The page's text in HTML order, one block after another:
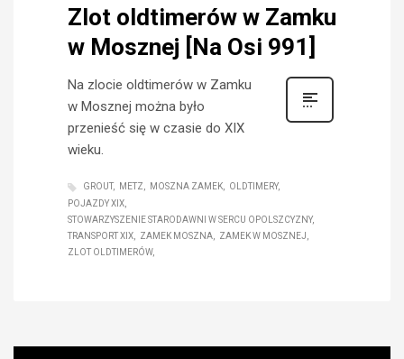
Zlot oldtimerów w Zamku
w Mosznej [Na Osi 991]
Na zlocie oldtimerów w Zamku
w Mosznej można było
przenieść się w czasie do XIX
wieku.
GROUT METZ MOSZNA ZAMEK
OLDTIMERY
POJAZDY XIX
STOWARZYSZENIE STARODAWNI W SERCU OPOLSZCYZNY
TRANSPORT XIX
ZAMEK MOSZNA
ZAMEK W MOSZNEJ
ZLOT OLDTIMERÓW